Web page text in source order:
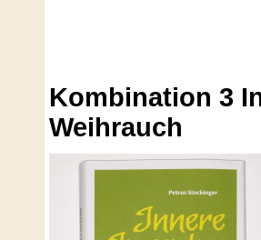
Kombination 3
Weihrauch